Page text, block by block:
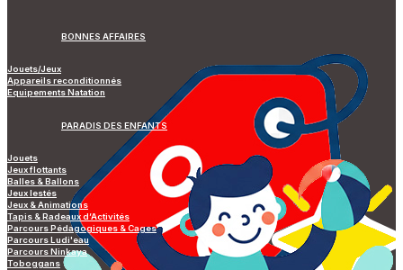
BONNES AFFAIRES
Jouets/Jeux
Appareils reconditionnés
Equipements Natation
PARADIS DES ENFANTS
Jouets
Jeux flottants
Balles & Ballons
Jeux lestés
Jeux & Animations
Tapis & Radeaux d’Activités
Parcours Pédagogiques & Cages
Parcours Ludi'eau
Parcours Ninkaya
Toboggans